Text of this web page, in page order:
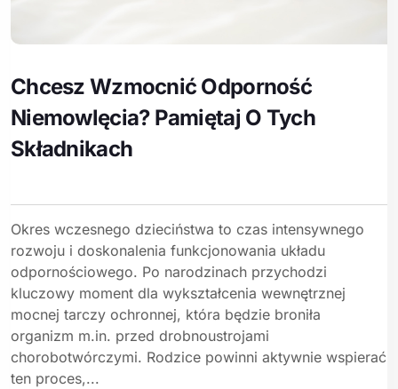
Chcesz Wzmocnić Odporność
Niemowlęcia? Pamiętaj O Tych
Składnikach
Okres wczesnego dzieciństwa to czas intensywnego
rozwoju i doskonalenia funkcjonowania układu
odpornościowego. Po narodzinach przychodzi
kluczowy moment dla wykształcenia wewnętrznej
mocnej tarczy ochronnej, która będzie broniła
organizm m.in. przed drobnoustrojami
chorobotwórczymi. Rodzice powinni aktywnie wspierać
ten proces,...